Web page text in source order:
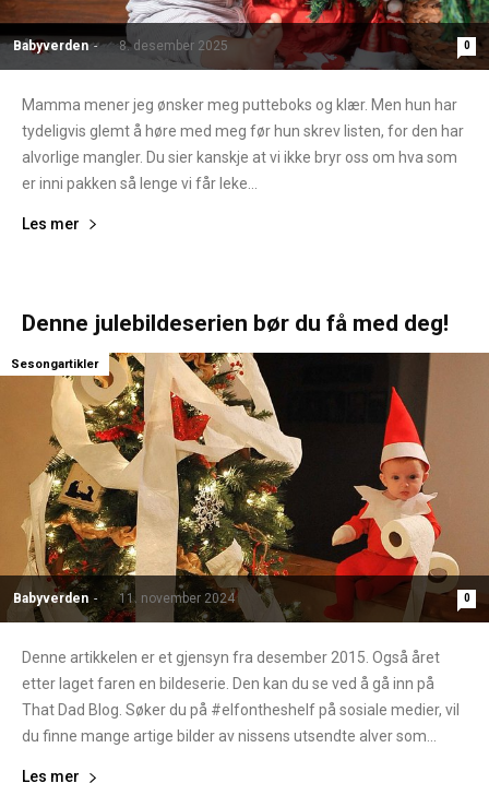
Babyverden - 8. desember 2025 0
Mamma mener jeg ønsker meg putteboks og klær. Men hun har
tydeligvis glemt å høre med meg før hun skrev listen, for den har
alvorlige mangler. Du sier kanskje at vi ikke bryr oss om hva som
er inni pakken så lenge vi får leke...
Les mer
Denne julebildeserien bør du få med deg!
Babyverden - 11. november 2024 0
Sesongartikler
Denne artikkelen er et gjensyn fra desember 2015. Også året
etter laget faren en bildeserie. Den kan du se ved å gå inn på
That Dad Blog. Søker du på #elfontheshelf på sosiale medier, vil
du finne mange artige bilder av nissens utsendte alver som...
Les mer